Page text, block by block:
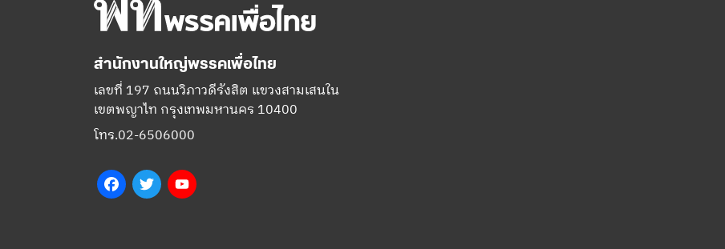
สำนักงานใหญ่พรรคเพื่อไทย
เลขที่ 197 ถนนวิภาวดีรังสิต แขวงสามเสนใน
เขตพญาไท กรุงเทพมหานคร 10400
โทร.02-6506000
FacebookTwitter